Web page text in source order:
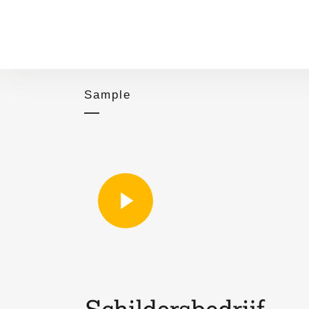
Sample